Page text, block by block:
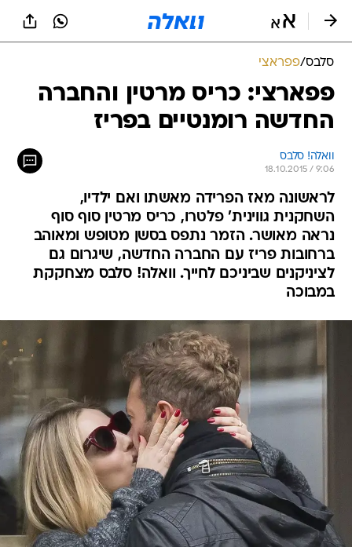
סלבס/פפראצי
פפארצי: כריס מרטין והחברה
החדשה רומנטיים בפריז
וואלה! סלבס
18.10.2015 / 9:06
לראשונה מאז הפרידה מאשתו ואם ילדיו,
השחקנית גווינית' פלטרו, כריס מרטין סוף סוף
נראה מאושר. הזמר נתפס בסשן מטופש ומאוהב
ברחובות פריז עם החברה החדשה, שיגרום גם
לציניקנים שביניכם לחייך. וואלה! סלבס מצחקקת
במבוכה